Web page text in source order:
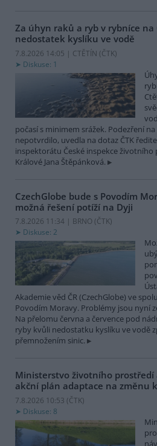
Za úhyn raků a ryb v rybníce
nedostatek kyslíku ve vodě
7.8.2026 14:05 | CTĚTÍN (ČTK)
Diskuse: 1
počasí s minimem srážek. Podezření
nepotvrdilo, uvedla na dotaz ČTK
inspektorátu České inspekce životního
Králové Jana Štěpánková.
CzechGlobe bude s Povodím
možná řešení potíží na Dyji
7.8.2026 11:34 | BRNO (ČTK)
Diskuse: 2
Akademie věd ČR (CzechGlobe) ve
Povodím Moravy. Problémy jsou nyní
Na přelomu června a července pod
ryby kvůli nedostatku kyslíku ve vodě
přemnožením sinic.
Ministerstvo životního
akční plán adaptace na změnu
7.8.2026 10:53 (ČTK)
Diskuse: 8